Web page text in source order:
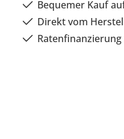
Bequemer Kauf
Direkt vom
Ratenfinanzierung